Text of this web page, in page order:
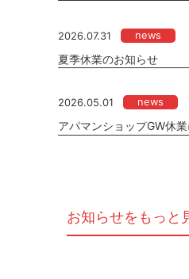
2026.07.31
news
夏季休業のお知らせ
2026.05.01
news
アパマンショップGW休
お知らせをもっと